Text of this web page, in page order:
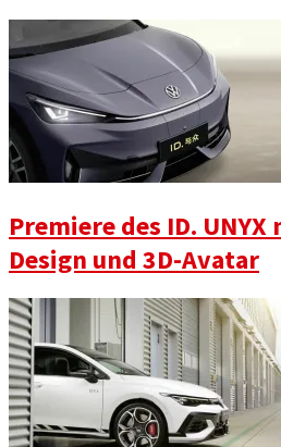
Premiere des ID.
Design und 3D-Avatar